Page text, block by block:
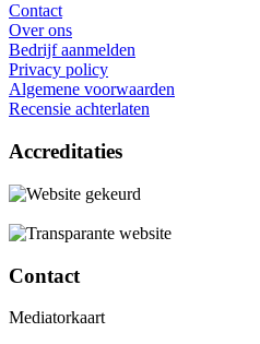
Contact
Over ons
Bedrijf aanmelden
Privacy policy
Algemene voorwaarden
Recensie achterlaten
Accreditaties
Contact
Mediatorkaart